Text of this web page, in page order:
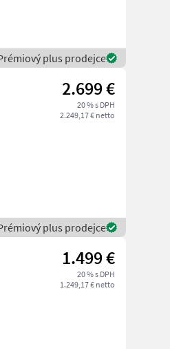
plus prodejce
2.699 €
20 % s DPH
2.249,17 € netto
plus prodejce
1.499 €
20 % s DPH
1.249,17 € netto